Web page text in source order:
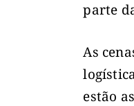
parte
As
estão